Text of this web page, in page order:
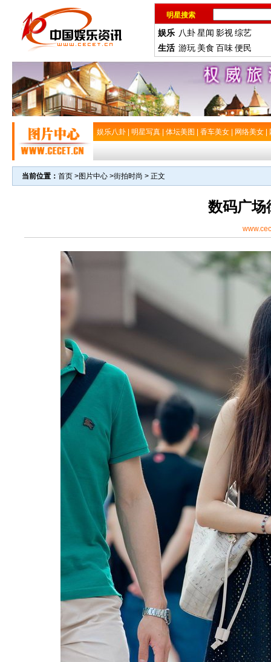
明星搜索
娱乐 八卦星闻 影视综艺
生活 游玩 美食 百味便民
娱乐八卦 明星写真 体坛美图 香车美女 网络美女
当前位置： 首页 >图片中心 >街拍时尚 > 正文
数码广场